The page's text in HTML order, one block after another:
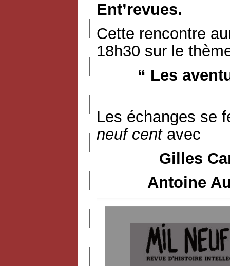
Ent’revues.
Cette rencontre
18h30 sur le
“ Les
Les échanges se
neuf centavec
Gilles
Antoine